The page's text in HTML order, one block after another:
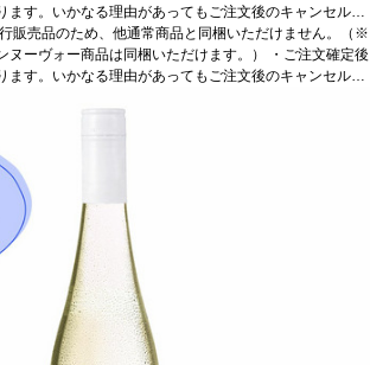
ます。いかなる理由があってもご注文後のキャンセルは
完了後、システム設定上ご注文手配完了の通知が送付さ
日に準じます。 ・お届けは12月中旬頃を予定しており
き送料1,760円を頂戴いたします。 ・値引きクーポンは
行販売品のため、他通常商品と同梱いただけません。（※
ヌーヴォー商品は同梱いただけます。） ・ご注文確定後
ます。いかなる理由があってもご注文後のキャンセルは
日に準じます。 ・お届けは12月中旬頃を予定しており
き送料1,760円を頂戴いたします。 ・値引きクーポンは
クール便発送はお選びいただけません。